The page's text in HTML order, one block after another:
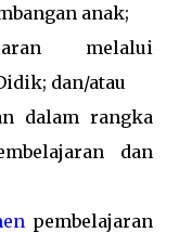
anak;
melalui
dan/atau
dalam rangka
dan
pembelajaran